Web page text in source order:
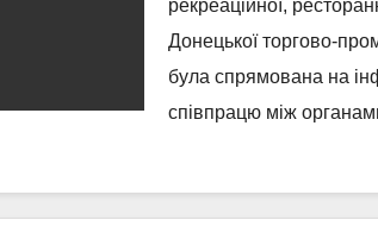
рекреаційної,
Донецької торгово-
була спрямована на
співпрацю між